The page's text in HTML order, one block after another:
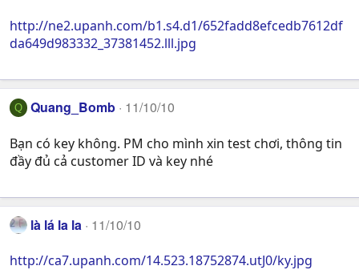
http://ne2.upanh.com/b1.s4.d1/652fadd8efcedb7612df
da649d983332_37381452.lll.jpg
Q Quang_Bomb 11/10/10
Bạn có key không. PM cho mình xin test chơi, thông tin
đầy đủ cả customer ID và key nhé
là lá la la 11/10/10
http://ca7.upanh.com/14.523.18752874.utJ0/ky.jpg